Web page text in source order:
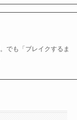
でも「ブレイクするま